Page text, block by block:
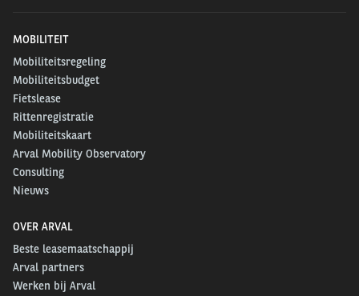
MOBILITEIT
Mobiliteitsregeling
Mobiliteitsbudget
Fietslease
Rittenregistratie
Mobiliteitskaart
Arval Mobility Observatory
Consulting
Nieuws
OVER ARVAL
Beste leasemaatschappij
Arval partners
Werken bij Arval